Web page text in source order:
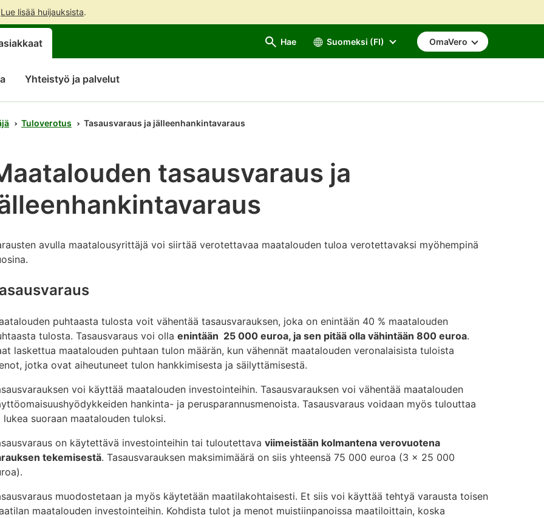
Lue lisää huijauksista.
sisältöön
sivuston
keskustelu
Hae Suomeksi (FI) OmaVero
Yhteistyö ja palvelut
Tuloverotus Tasausvaraus ja jälleenhankintavaraus
tasausvaraus ja
avulla maatalousyrittäjä voi siirtää verotettavaa maatalouden tuloa verotettavaksi myöhempinä
puhtaasta tulosta voit vähentää tasausvarauksen, joka on enintään 40 % maatalouden
tulosta. Tasausvaraus voi olla enintään 25 000 euroa, ja sen pitää olla vähintään 800 euroa.
laskettua maatalouden puhtaan tulon määrän, kun vähennät maatalouden veronalaisista tuloista
jotka ovat aiheutuneet tulon hankkimisesta ja säilyttämisestä.
voi käyttää maatalouden investointeihin. Tasausvarauksen voi vähentää maatalouden
hankinta- ja perusparannusmenoista. Tasausvaraus voidaan myös tulouttaa
lukea suoraan maatalouden tuloksi.
on käytettävä investointeihin tai tuloutettava viimeistään kolmantena verovuotena
tekemisestä. Tasausvarauksen maksimimäärä on siis yhteensä 75 000 euroa (3 x 25 000
muodostetaan ja myös käytetään maatilakohtaisesti. Et siis voi käyttää tehtyä varausta toisen
maatalouden investointeihin. Kohdista tulot ja menot muistiinpanoissa maatiloittain, koska